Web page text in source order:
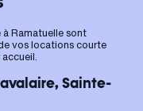
à Ramatuelle sont
vos locations courte
Sainte-